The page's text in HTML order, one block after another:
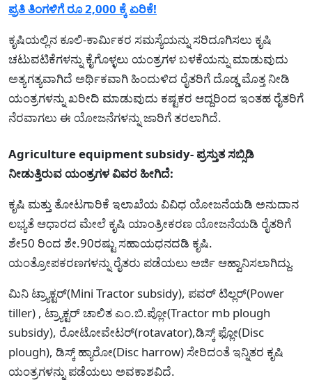
ಪ್ರತಿ ತಿಂಗಳಿಗೆ ರೂ 2,000 ಕ್ಕೆ ಏರಿಕೆ!
ಕೃಷಿಯಲ್ಲಿನ ಕೂಲಿ-ಕಾರ್ಮಿಕರ ಸಮಸ್ಯೆಯನ್ನು ಸರಿದೂಗಿಸಲು ಕೃಷಿ
ಚಟುವಟಿಕೆಗಳನ್ನು ಕೈಗೊಳ್ಳಲು ಯಂತ್ರಗಳ ಬಳಕೆಯನ್ನು ಮಾಡುವುದು
ಅತ್ಯಗತ್ಯವಾಗಿದೆ ಅರ್ಥಿಕವಾಗಿ ಹಿಂದುಳಿದ ರೈತರಿಗೆ ದೊಡ್ಡ ಮೊತ್ತ ನೀಡಿ
ಯಂತ್ರಗಳನ್ನು ಖರೀದಿ ಮಾಡುವುದು ಕಷ್ಟಕರ ಆದ್ದರಿಂದ ಇಂತಹ ರೈತರಿಗೆ
ನೆರವಾಗಲು ಈ ಯೋಜನೆಗಳನ್ನು ಜಾರಿಗೆ ತರಲಾಗಿದೆ.
Agriculture equipment subsidy- ಪ್ರಸ್ತುತ ಸಬ್ಸಿಡಿ
ನೀಡುತ್ತಿರುವ ಯಂತ್ರಗಳ ವಿವರ ಹೀಗಿದೆ:
ಕೃಷಿ ಮತ್ತು ತೋಟಗಾರಿಕೆ ಇಲಾಖೆಯ ವಿವಿಧ ಯೋಜನೆಯಡಿ ಅನುದಾನ
ಲಭ್ಯತೆ ಆಧಾರದ ಮೇಲೆ ಕೃಷಿ ಯಾಂತ್ರೀಕರಣ ಯೋಜನೆಯಡಿ ರೈತರಿಗೆ
ಶೇ50 ರಿಂದ ಶೇ.90ರಷ್ಟು ಸಹಾಯಧನದಡಿ ಕೃಷಿ.
ಯಂತ್ರೋಪಕರಣಗಳನ್ನು ರೈತರು ಪಡೆಯಲು ಅರ್ಜಿ ಆಹ್ವಾನಿಸಲಾಗಿದ್ದು.
ಮಿನಿ ಟ್ರ್ಯಾಕ್ಟರ್(Mini Tractor subsidy), ಪವರ್ ಟಿಲ್ಲರ್(Power
tiller) , ಟ್ರ್ಯಾಕ್ಟರ್ ಚಾಲಿತ ಎಂ.ಬಿ.ಪ್ಲೋ(Tractor mb plough
subsidy), ರೋಟೋವೇಟರ್(rotavator),ಡಿಸ್ಕ್ ಫ್ಲೋ(Disc
plough), ಡಿಸ್ಕ್ ಹ್ಯಾರೋ(Disc harrow) ಸೇರಿದಂತೆ ಇನ್ನಿತರ ಕೃಷಿ
ಯಂತ್ರಗಳನ್ನು ಪಡೆಯಲು ಅವಕಾಶವಿದೆ.